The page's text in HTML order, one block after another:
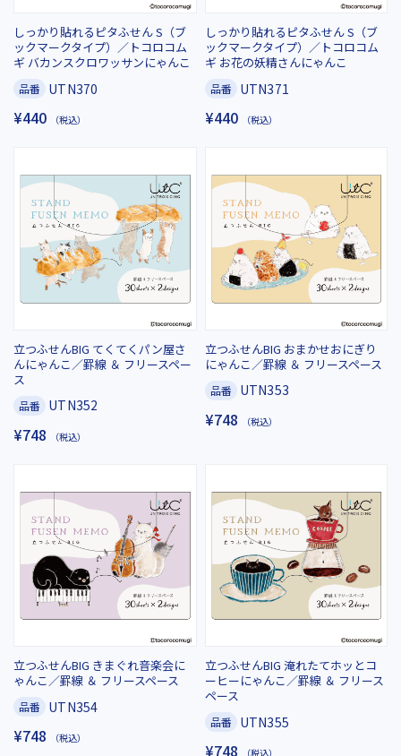
しっかり貼れるピタふせん S（ブ
ックマークタイプ）／トコロコム
ギ バカンスクロワッサンにゃんこ
品番 UTN370
¥440 （税込）
しっかり貼れるピタふせん S（ブ
ックマークタイプ）／トコロコム
ギ お花の妖精さんにゃんこ
品番 UTN371
¥440 （税込）
立つふせんBIG てくてくパン屋さ
んにゃんこ／罫線 ＆ フリースペー
ス
品番 UTN352
¥748 （税込）
立つふせんBIG おまかせおにぎり
にゃんこ／罫線 ＆ フリースペース
品番 UTN353
¥748 （税込）
立つふせんBIG きまぐれ音楽会に
ゃんこ／罫線 ＆ フリースペース
品番 UTN354
¥748 （税込）
立つふせんBIG 淹れたてホッとコ
ーヒーにゃんこ／罫線 ＆ フリース
ペース
品番 UTN355
¥748 （税込）